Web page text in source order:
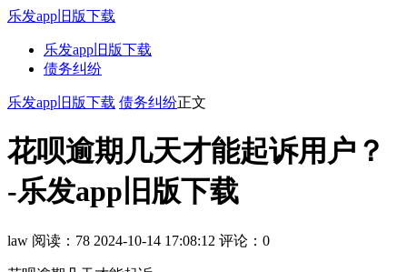
乐发app旧版下载
乐发app旧版下载
债务纠纷
乐发app旧版下载 债务纠纷正文
花呗逾期几天才能起诉用户？
-乐发app旧版下载
law 阅读：78 2024-10-14 17:08:12 评论：0